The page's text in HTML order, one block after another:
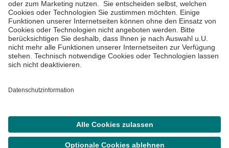
Impressum
Datenschutzinformationen
Barrierefreiheit
©Asklepios Kliniken GmbH & Co. KGaA 2026